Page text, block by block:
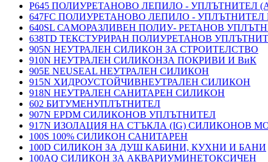
P645 ПОЛИУРЕТАНОВО ЛЕПИЛО - УПЛЪТНИТЕЛ
647FC ПОЛИУРЕТАНОВО ЛЕПИЛО - УПЛЪТНИТЕЛ
640SL САМОРАЗЛИВЕН ПОЛИУ- РЕТАНОВ
638TD ТЕКСТУРИРАН ПОЛИУРЕТАНОВ
905N НЕУТРАЛЕН СИЛИКОН ЗА СТРОИТЕЛСТВО
910N НЕУТРАЛЕН СИЛИКОНЗА ПОКРИВИ И ВиК
905E NEUSEAL НЕУТРАЛЕН СИЛИКОН
915N ХИДРОУСТОЙЧИВНЕУТРАЛЕН СИЛИКОН
918N НЕУТРАЛЕН САНИТАРЕН СИЛИКОН
602 БИТУМЕНУПЛЪТНИТЕЛ
907N EPDM СИЛИКОНОВ УПЛЪТНИТЕЛ
917N ИЗОЛАЦИЯ НА СТЪКЛА (IG) СИЛИКОНОВ
100S 100% СИЛИКОН САНИТАРЕН
100D СИЛИКОН ЗА ДУШ КАБИНИ, КУХНИ И БАНИ
100AQ СИЛИКОН ЗА АКВАРИУМИНЕТОКСИЧЕН